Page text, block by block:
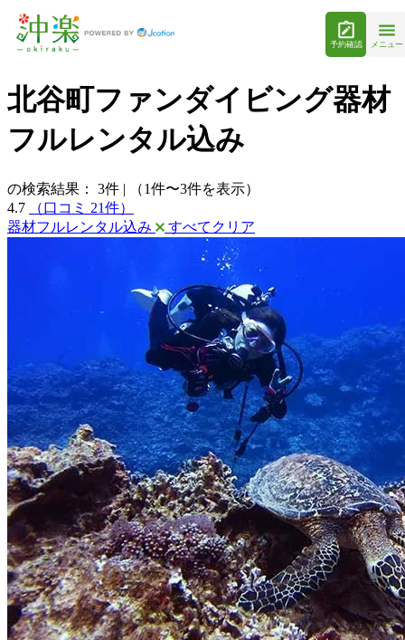
予約確認 メニュー
北谷町ファンダイビング器材
フルレンタル込み
の検索結果： 3件 |
（1件〜3件を表示）
4.7
（口コミ 21件）
器材フルレンタル込み
すべてクリア